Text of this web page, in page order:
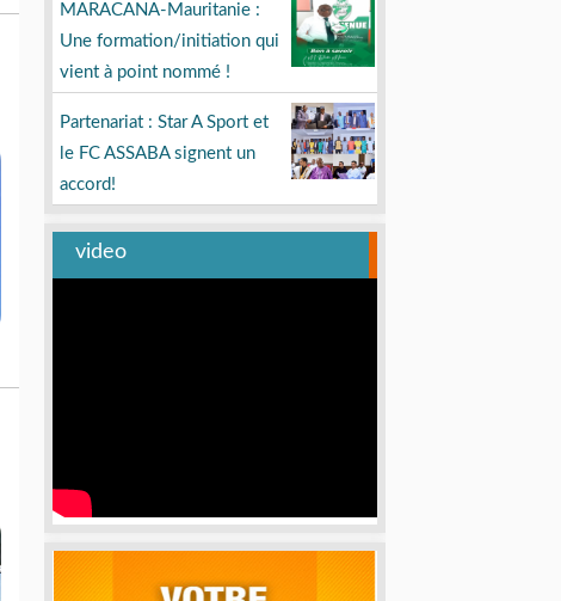
MARACANA-Mauritanie :
Une formation/initiation qui
vient à point nommé !
Partenariat : Star A Sport et
le FC ASSABA signent un
accord!
video